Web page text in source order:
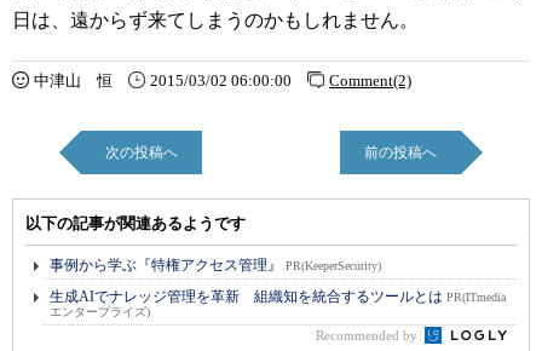
日は、遠からず来てしまうのかもしれません。
中津山 恒 2015/03/02 06:00:00 Comment(2)
次の投稿へ 前の投稿へ
以下の記事が関連あるようです
事例から学ぶ『特権アクセス管理』 PR(KeeperSecurity)
生成AIでナレッジ管理を革新 組織知を統合するツールとは PR(ITmedia
エンタープライズ)
Recommended by